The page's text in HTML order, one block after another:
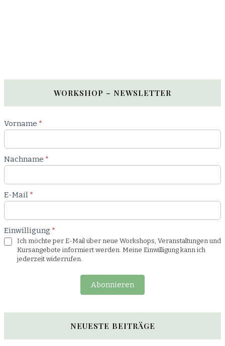
WORKSHOP – NEWSLETTER
Newsletter
Workshop
Vorname *
Nachname *
E-Mail *
Einwilligung *
Ich möchte per E-Mail über neue Workshops, Veranstaltungen und
Kursangebote informiert werden. Meine Einwilligung kann ich
jederzeit widerrufen.
Abonnieren
NEUESTE BEITRÄGE